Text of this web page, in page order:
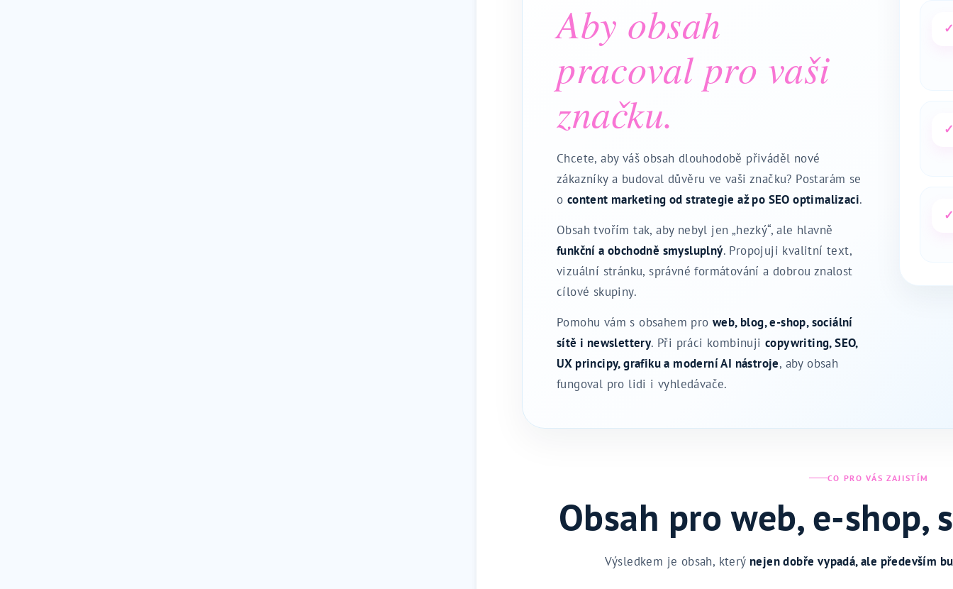
Aby obsah
pracoval pro vaši
značku.
Chcete, aby váš obsah dlouhodobě přiváděl nové
zákazníky a budoval důvěru ve vaši značku? Postarám se
o content marketing od strategie až po SEO optimalizaci.
Obsah tvořím tak, aby nebyl jen „hezký“, ale hlavně
funkční a obchodně smysluplný. Propojuji kvalitní text,
vizuální stránku, správné formátování a dobrou znalost
cílové skupiny.
Pomohu vám s obsahem pro web, blog, e‑shop, sociální
sítě i newslettery. Při práci kombinujicopywriting, SEO,
UX principy, grafiku a moderní AI nástroje, aby obsah
fungoval pro lidi i vyhledávače.
CO PRO VÁS ZAJISTÍM
Obsah pro web,
Výsledkem je obsah, který nejen dobře vypadá, ale především